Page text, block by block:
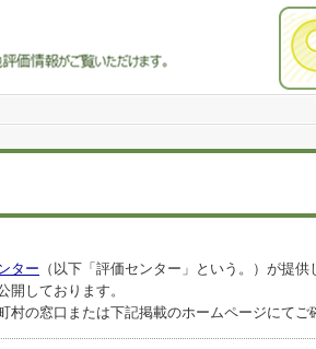
ター （以下「評価センター」という。）が提
しております。
の窓口または下記掲載のホームページにてご